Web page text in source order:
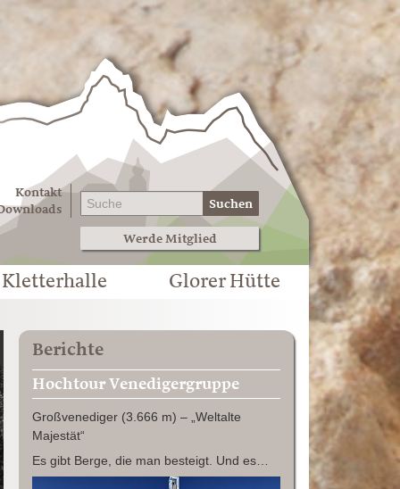
Kontakt
Suchen
Werde Mitglied
Kletterhalle Glorer Hütte
Berichte
Hochtour Venedigergruppe
Großvenediger (3.666 m) – „Weltalte
Majestät“
Es gibt Berge, die man besteigt. Und es…